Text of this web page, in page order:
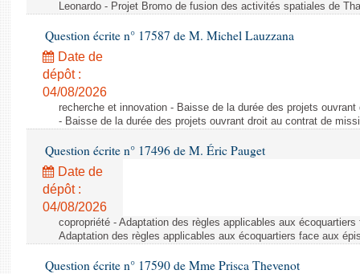
Dossiers législatifs
Budget et sécurité sociale
Questions écrites et orales
Comptes rendus des débats
Leonardo - Projet Bromo de fusion des activités spatiales de
Question écrite n° 17587 de M. Michel Lauzzana
Date de
dépôt :
04/08/2026
recherche et innovation - Baisse de la durée des projets
- Baisse de la durée des projets ouvrant droit au contrat de
Question écrite n° 17496 de M. Éric Pauget
Date de
dépôt :
04/08/2026
copropriété - Adaptation des règles applicables aux
Adaptation des règles applicables aux écoquartiers face aux
Question écrite n° 17590 de Mme Prisca Thevenot